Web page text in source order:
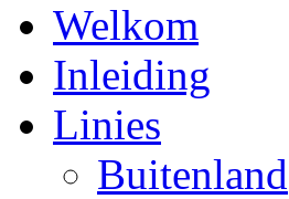
Welkom
Inleiding
Linies
Buitenland